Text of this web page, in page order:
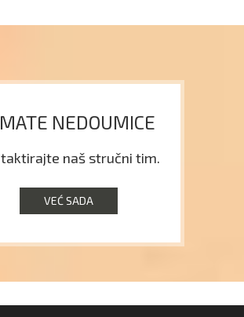
NEDOUMICE
naš stručni tim.
VEĆ SADA